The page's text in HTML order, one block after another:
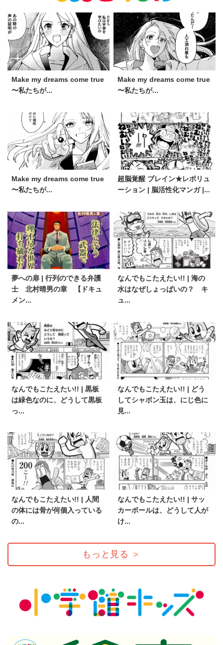
Make my dreams come true
〜私たちが...
Make my dreams come true
〜私たちが...
Make my dreams come true
〜私たちが...
超脳覚醒 ブレイン★レボリュ
ーション | 脳活性化マンガ |...
夢への扉 | 行列のできる弁護
士 北村晴男の章 【ドキュ
メン...
なんでもこたえたい!! | 海の
水はなぜしょっぱいの？ キ
ュ...
なんでもこたえたい!! | 黒板
は緑色なのに、どうして黒板
っ...
なんでもこたえたい!! | どう
してシャボン玉は、にじ色に
見...
なんでもこたえたい!! | 人間
の体には骨が何個入っている
の...
なんでもこたえたい!! | サッ
カーボールは、どうして人が
け...
もっと見る ＞